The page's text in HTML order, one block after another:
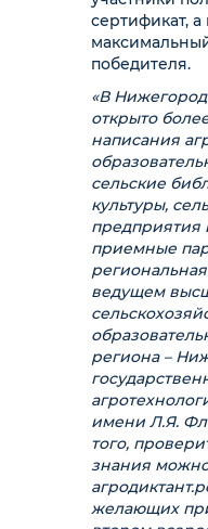
сертификат,
победителя.
«В
открыто
написания
сельские
культуры,
предприятия
приемные
ведущем
региона –
имени Л.Я.
того,
знания
желающих